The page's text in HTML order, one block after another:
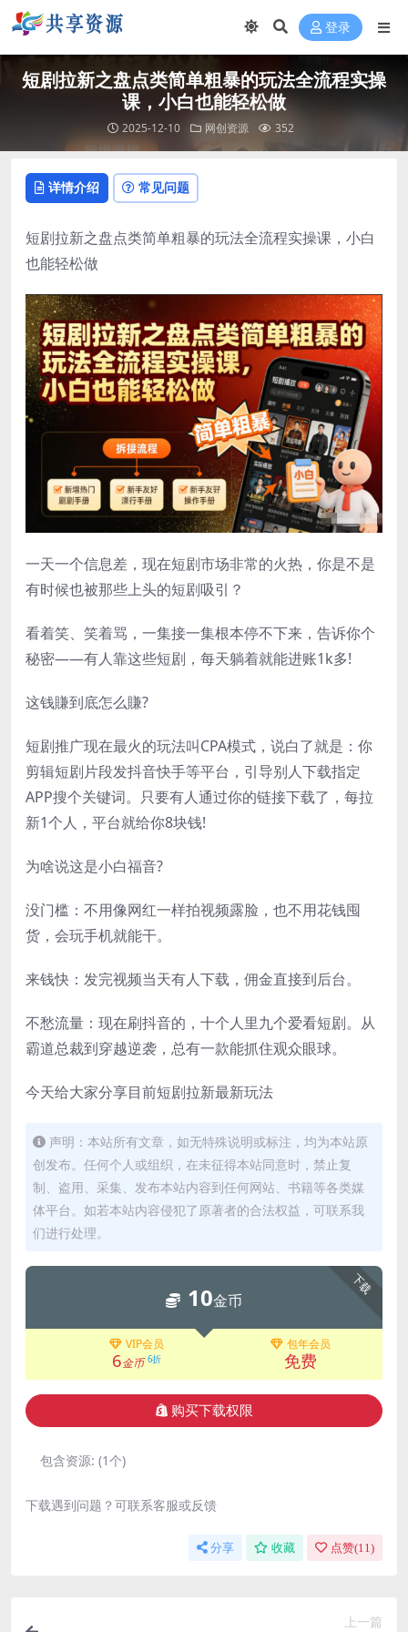
登录
短剧拉新之盘点类简单粗暴的玩法全流程实操
课，小白也能轻松做
2025-12-10 网创资源 352
详情介绍 常见问题
短剧拉新之盘点类简单粗暴的玩法全流程实操课，小白
也能轻松做
一天一个信息差，现在短剧市场非常的火热，你是不是
有时候也被那些上头的短剧吸引？
看着笑、笑着骂，一集接一集根本停不下来，告诉你个
秘密——有人靠这些短剧，每天躺着就能进账1k多!
这钱賺到底怎么賺?
短剧推广现在最火的玩法叫CPA模式，说白了就是：你
剪辑短剧片段发抖音快手等平台，引导别人下载指定
APP搜个关键词。只要有人通过你的链接下载了，每拉
新1个人，平台就给你8块钱!
为啥说这是小白福音?
没门槛：不用像网红一样拍视频露脸，也不用花钱囤
货，会玩手机就能干。
来钱快：发完视频当天有人下载，佣金直接到后台。
不愁流量：现在刷抖音的，十个人里九个爱看短剧。从
霸道总裁到穿越逆袭，总有一款能抓住观众眼球。
今天给大家分享目前短剧拉新最新玩法
声明：本站所有文章，如无特殊说明或标注，均为本站原
创发布。任何个人或组织，在未征得本站同意时，禁止复
制、盗用、采集、发布本站内容到任何网站、书籍等各类媒
体平台。如若本站内容侵犯了原著者的合法权益，可联系我
们进行处理。
下载
10金币
VIP会员
6金币 6折
包年会员
免费
购买下载权限
包含资源: (1个)
下载遇到问题？可联系客服或反馈
分享 收藏 点赞(11 )
上一篇